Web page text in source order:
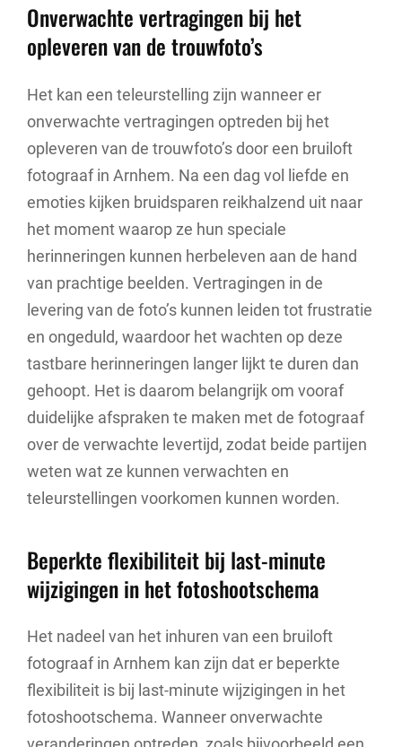
Onverwachte vertragingen bij het
opleveren van de trouwfoto’s
Het kan een teleurstelling zijn wanneer er
onverwachte vertragingen optreden bij het
opleveren van de trouwfoto’s door een bruiloft
fotograaf in Arnhem. Na een dag vol liefde en
emoties kijken bruidsparen reikhalzend uit naar
het moment waarop ze hun speciale
herinneringen kunnen herbeleven aan de hand
van prachtige beelden. Vertragingen in de
levering van de foto’s kunnen leiden tot frustratie
en ongeduld, waardoor het wachten op deze
tastbare herinneringen langer lijkt te duren dan
gehoopt. Het is daarom belangrijk om vooraf
duidelijke afspraken te maken met de fotograaf
over de verwachte levertijd, zodat beide partijen
weten wat ze kunnen verwachten en
teleurstellingen voorkomen kunnen worden.
Beperkte flexibiliteit bij last-minute
wijzigingen in het fotoshootschema
Het nadeel van het inhuren van een bruiloft
fotograaf in Arnhem kan zijn dat er beperkte
flexibiliteit is bij last-minute wijzigingen in het
fotoshootschema. Wanneer onverwachte